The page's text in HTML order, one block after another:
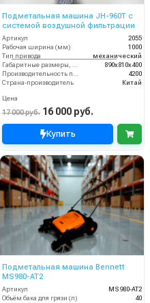
Подметальная машина JH-960T с
системой воздушной фильтрации
Артикул
2055
Рабочая ширина (мм)
1000
Тип привода
механический
890х810х400
4200
Страна-производитель
Китай
Цена
17 000 руб. 16 000 руб.
Купить
Подметальная машина Bennett
MS980-AT2
Артикул
MS980-AT2
Объём бака для грязи (л)
40